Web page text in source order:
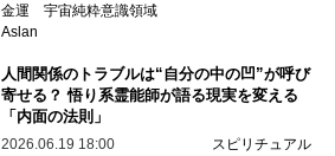
金運 宇宙純粋意識領域
Aslan
人間関係のトラブルは“自分の中の凹”が呼び
寄せる？ 悟り系霊能師が語る現実を変える
「内面の法則」
2026.06.19 18:00
スピリチュアル